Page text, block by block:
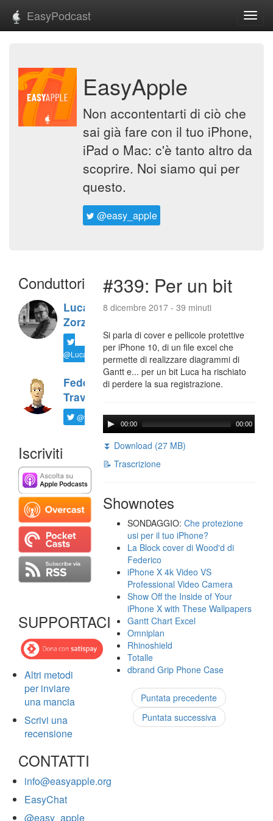
EasyPodcast
EasyApple
Non accontentarti di ciò che
sai già fare con il tuo iPhone,
iPad o Mac: c'è tanto altro da
scoprire. Noi siamo qui per
questo.
@easy_apple
Conduttori
Luca
Zorzi
@LucaTNT
Federico
Travaini
@ftrava
Iscriviti
SUPPORTACI
Altri metodi
per inviare
una mancia
Scrivi una
recensione
CONTATTI
info@easyapple.org
EasyChat
@easy_apple
#339: Per un bit
8 dicembre 2017 - 39 minuti
Si parla di cover e pellicole protettive
per iPhone 10, di un file excel che
permette di realizzare diagrammi di
Gantt e... per un bit Luca ha rischiato
di perdere la sua registrazione.
00:00 00:00
⏬ Download (27 MB)
📝 Trascrizione
Shownotes
SONDAGGIO:Che protezione
usi per il tuo iPhone?
La Block cover di Wood'd di
Federico
iPhone X 4k Video VS
Professional Video Camera
Show Off the Inside of Your
iPhone X with These Wallpapers
Gantt Chart Excel
Omniplan
Rhinoshield
Totalle
dbrand Grip Phone Case
Puntata precedente
Puntata successiva